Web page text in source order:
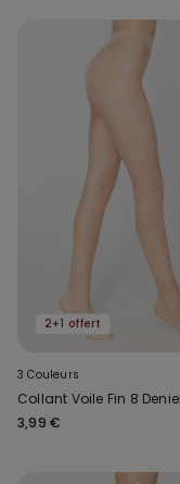
2+1 offert
3 Couleurs
Collant Voile Fin 8
3,99 €